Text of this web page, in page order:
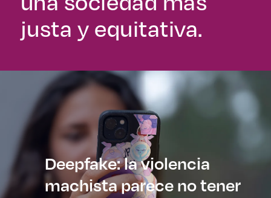
justa y equitativa.
Deepfake: la violencia
machista parece no tener